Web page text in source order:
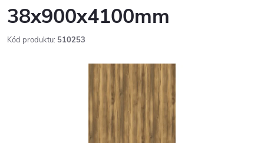
38x900x4100mm
Kód produktu: 510253